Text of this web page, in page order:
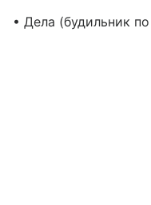
• Дела (будильник